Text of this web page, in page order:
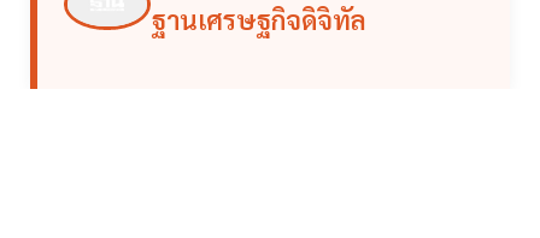
ฐานเศรษฐกิจดิจิทัล